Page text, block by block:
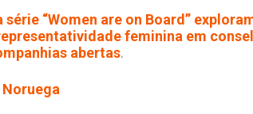
“Women are on Board”
feminina em
abertas.